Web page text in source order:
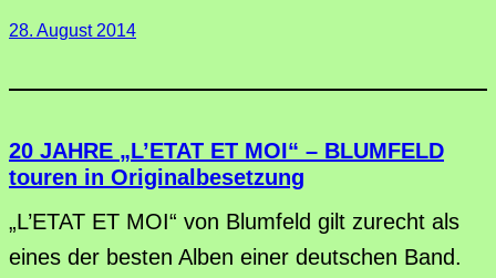
28. August 2014
20 JAHRE „L’ETAT ET MOI“ – BLUMFELD
touren in Originalbesetzung
„L’ETAT ET MOI“ von Blumfeld gilt zurecht als
eines der besten Alben einer deutschen Band.